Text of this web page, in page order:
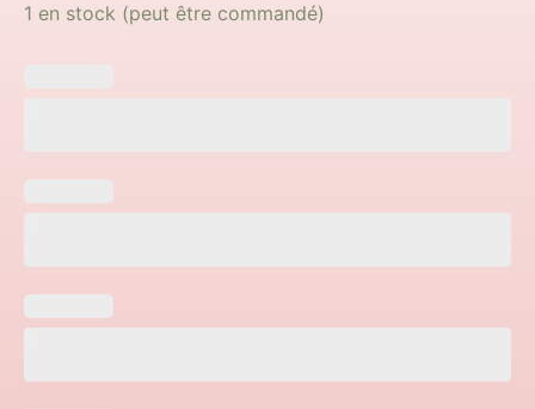
1 en stock (peut être commandé)